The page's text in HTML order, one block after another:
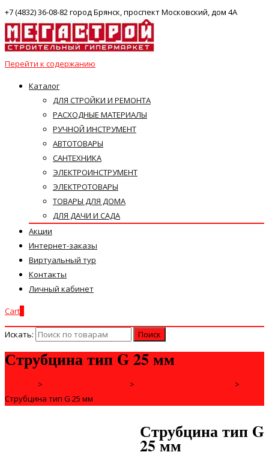
+7 (4832) 36-08-82 город Брянск, проспект Московский, дом 4А
Перейти к содержанию
Каталог
ДЛЯ СТРОЙКИ И РЕМОНТА
РАСХОДНЫЕ МАТЕРИАЛЫ
РУЧНОЙ ИНСТРУМЕНТ
АВТОТОВАРЫ
САНТЕХНИКА
ЭЛЕКТРОИНСТРУМЕНТ
ЭЛЕКТРОТОВАРЫ
ТОВАРЫ ДЛЯ ДОМА
ДЛЯ ДАЧИ И САДА
Акции
Интернет-заказы
Виртуальный тур
Контакты
Личный кабинет
Cart
Искать:
Струбцина тип G 25 мм
> >
>
Струбцина тип G 25 мм
Струбцина тип G
25 мм